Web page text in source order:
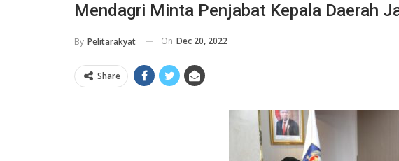
Mendagri Minta Penjabat Kepala Daerah
By Pelitarakyat On Dec 20, 2022
Share